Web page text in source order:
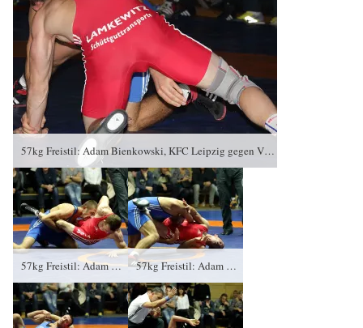
57kg Freistil: Adam Bienkowski, KFC Leipzig gegen Vladimir Condreanu (blaues Trikot), RSV Rotation Greiz 0:2/PS/6:12/06:00
57kg Freistil: Adam Bienkowski, KFC Leipzig gegen Vladimir Condreanu (blaues Trikot), RSV Rotation Greiz 0:2/PS/6:12/06:00 57kg Freistil: Adam Bienkowski, KFC Leipzig gegen Vladimir Condreanu (blaues Trikot), RSV Rotation Greiz 0:2/PS/6:12/06:00